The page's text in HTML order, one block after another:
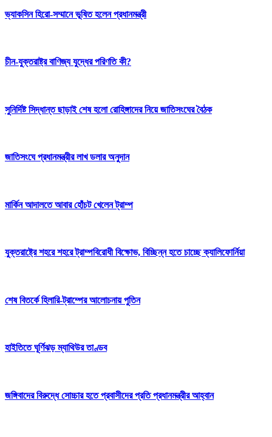
ভ্যাকসিন হিরো-সম্মানে ভূষিত হলেন প্রধানমন্ত্রী
চীন-যুক্তরাষ্ট্র বাণিজ্য যুদ্ধের পরিণতি কী?
সুনির্দিষ্ট সিদ্ধান্ত ছাড়াই শেষ হলো রোহিঙ্গাদের নিয়ে জাতিসংঘের বৈঠক
জাতিসংঘে প্রধানমন্ত্রীর লাখ ডলার অনুদান
মার্কিন আদালতে আবার হোঁচট খেলেন ট্রাম্প
যুক্তরাষ্ট্রে শহরে শহরে ট্রাম্পবিরোধী বিক্ষোভ, বিচ্ছিন্ন হতে চাচ্ছে ক্যালিফোর্নিয়া
শেষ বিতর্কে হিলারি-ট্রাম্পের আলোচনায় পুতিন
হাইতিতে ঘূর্ণিঝড় ম্যাথিউর তাণ্ডব
জঙ্গিবাদের বিরুদ্ধে সোচ্চার হতে প্রবাসীদের প্রতি প্রধানমন্ত্রীর আহ্বান